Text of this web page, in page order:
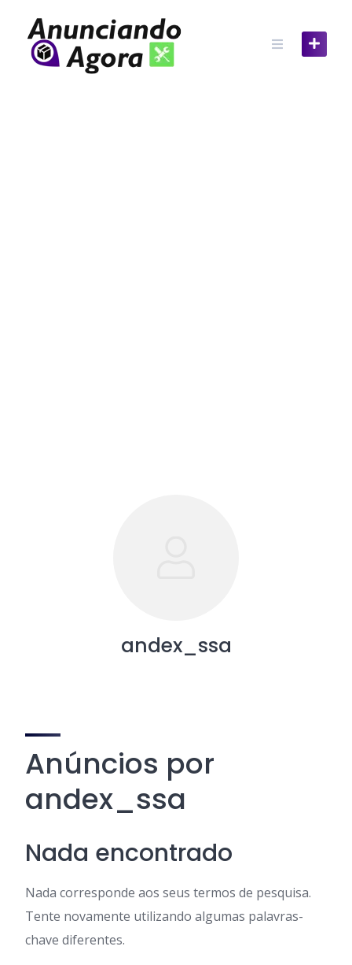
andex_ssa
Anúncios por
andex_ssa
Nada encontrado
Nada corresponde aos seus termos de pesquisa.
Tente novamente utilizando algumas palavras-
chave diferentes.